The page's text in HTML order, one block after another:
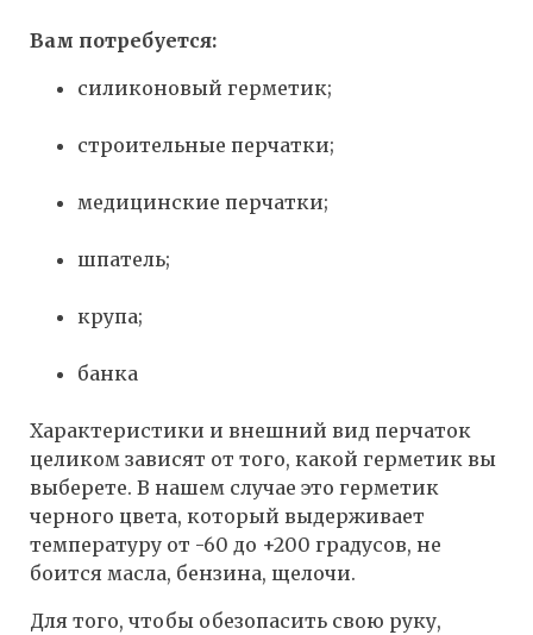
Вам потребуется:
силиконовый герметик;
строительные перчатки;
медицинские перчатки;
шпатель;
крупа;
банка
Характеристики и внешний вид перчаток
целиком зависят от того, какой герметик вы
выберете. В нашем случае это герметик
черного цвета, который выдерживает
температуру от -60 до +200 градусов, не
боится масла, бензина, щелочи.
Для того, чтобы обезопасить свою руку,